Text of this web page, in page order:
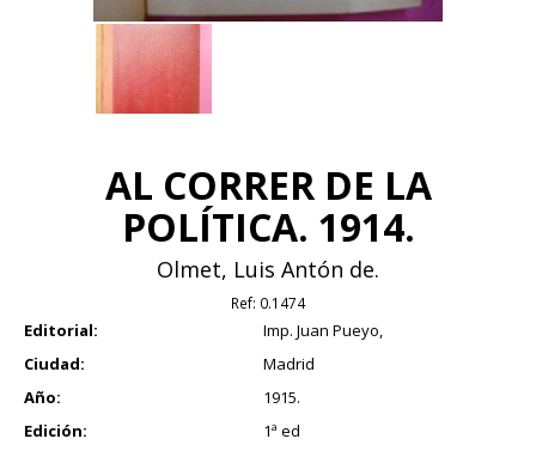
AL CORRER DE LA
POLÍTICA. 1914.
Olmet, Luis Antón de.
Ref: 0.1474
Editorial:
Imp. Juan Pueyo,
Ciudad:
Madrid
Año:
1915.
Edición:
1ª ed